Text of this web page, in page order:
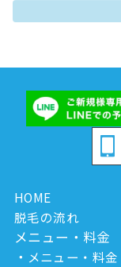
HOME
脱毛の流れ
メニュー・料金
メニュー・料金